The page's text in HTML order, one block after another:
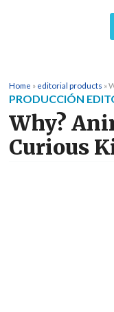
Home » editorial products »
PRODUCCIÓN
Why?
Curious